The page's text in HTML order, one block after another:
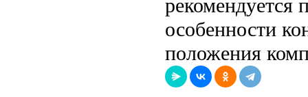
рекомендуется
особенности
положения